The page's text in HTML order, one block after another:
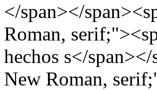
</span></
Roman,
hechos s</
New Roman,